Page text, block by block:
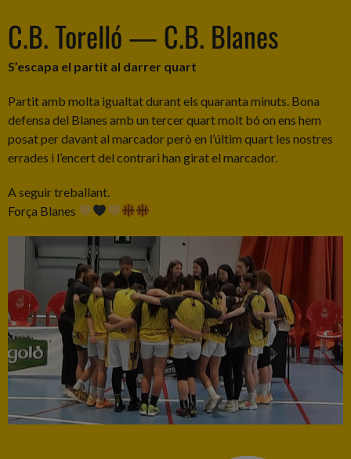
C.B. Torelló — C.B. Blanes
S’escapa el partit al darrer quart
Partit amb molta igualtat durant els quaranta minuts. Bona
defensa del Blanes amb un tercer quart molt bó on ens hem
posat per davant al marcador però en l’últim quart les nostres
errades i l’encert del contrari han girat el marcador.
A seguir treballant.
Força Blanes